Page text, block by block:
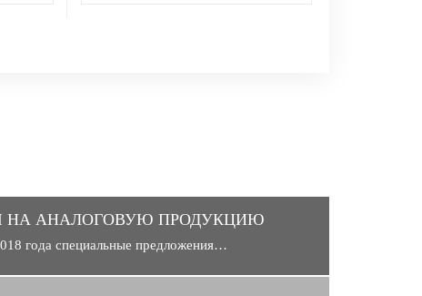
НА АНАЛОГОВУЮ ПРОДУКЦИЮ
года специальные предложения…